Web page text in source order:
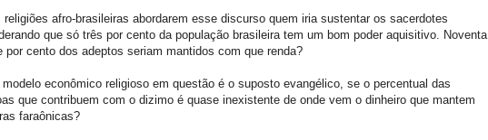
religiões afro-brasileiras abordarem esse discurso quem iria sustentar os sacerdotes
que só três por cento da população brasileira tem um bom poder aquisitivo. Noventa
por cento dos adeptos seriam mantidos com que renda?
modelo econômico religioso em questão é o suposto evangélico, se o percentual das
que contribuem com o dizimo é quase inexistente de onde vem o dinheiro que mantem
faraônicas?